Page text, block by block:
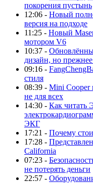
покорения пустынь
12:06 - Новый
версия на подходе
11:25 - Новый
мотором V6
10:37 -
дизайн, но
09:16 -
стиля
08:39 - Mini Cooper
не для всех
14:30 - Как читать
ЭКГ
17:21 - Почему
17:28 -
California
07:23 -
не потерять деньги
22:57 -